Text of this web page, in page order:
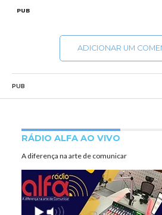
PUB
ADICIONAR UM
PUB
RÁDIO ALFA AO VIVO
A diferença na arte de comunicar